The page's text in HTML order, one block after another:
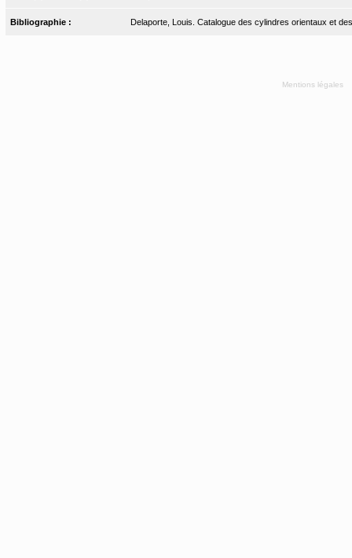
Bibliographie : Delaporte, Louis. Catalogue des cylindres orientaux et
Mentions légales